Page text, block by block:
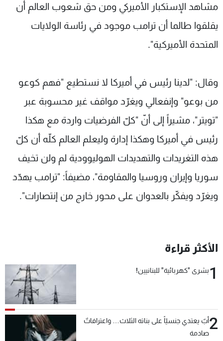
مشاهد الإستكبار الأميركي ومن حق شعوب العالم أن
يقلقوا طالما أن ترامب موجود في رئاسة الولايات
المتحدة الأميركية".
وقال: "لدينا رئيس في أميركا لا نستطيع "فهم كوعو
من بوعو" وإنفعالي ويغرّد مواقف غير محسوبة عبر
"تويتر"، مشيراً إلى أنّ "كلّ الفرضيات واردة مع هكذا
رئيس في أميركا وهكذا إدارة وليعلم العالم كلّه أن كلّ
هذه التغريدات والتهديدات الهوليوودية لم ولن تخيف
سوريا وإيران وروسيا والمقاومة"، مضيفاً: "ترامب يهدّد
ويغرّد ويفكّر بالعدوان على محور خارج من إنتصارات".
الأكثر قراءة
1بشرى "كهربائية" للبنانيين!
2أبٌ يعتدي جنسيّاً على بناته الثلاث… واعترافاتٌ
صادمة